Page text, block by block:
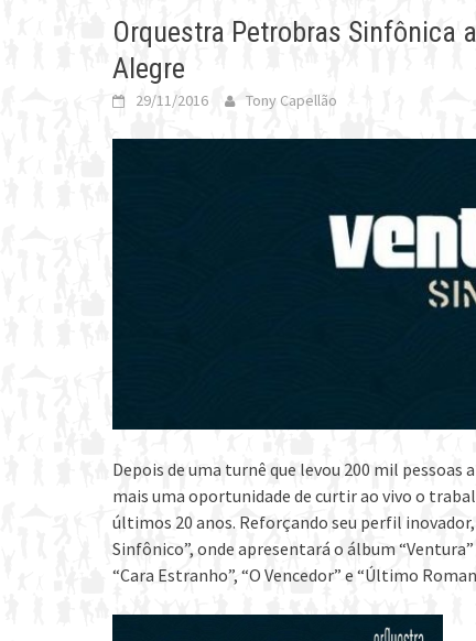
Orquestra Petrobras Sinfônica
Alegre
29/11/2016 Tony Capellão
Depois de uma turnê que levou 200 mil pessoas
mais uma oportunidade de curtir ao vivo o
últimos 20 anos. Reforçando seu perfil
Sinfônico”, onde apresentará o álbum
“Cara Estranho”, “O Vencedor” e “Último